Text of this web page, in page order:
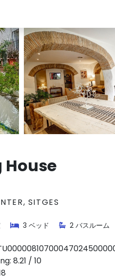
SITGES
3 ベッド 2 バスルーム
8.21 / 10